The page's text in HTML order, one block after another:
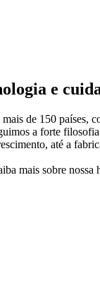
e
mais de 150
a forte
até a
mais sobre